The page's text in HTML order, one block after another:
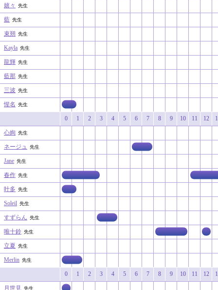
嬉々 先生
藍 先生
束朔 先生
Kayla 先生
龍輝 先生
藍那 先生
三波 先生
惺名 先生
0 1 2 3 4 5 6 7 8 9 10 11 12
心絢 先生
ネージュ 先生
Jane 先生
春作 先生
叶多 先生
Soleil 先生
すずらん 先生
唯十鈴 先生
立夏 先生
Merlin 先生
0 1 2 3 4 5 6 7 8 9 10 11 12
月世見 先生